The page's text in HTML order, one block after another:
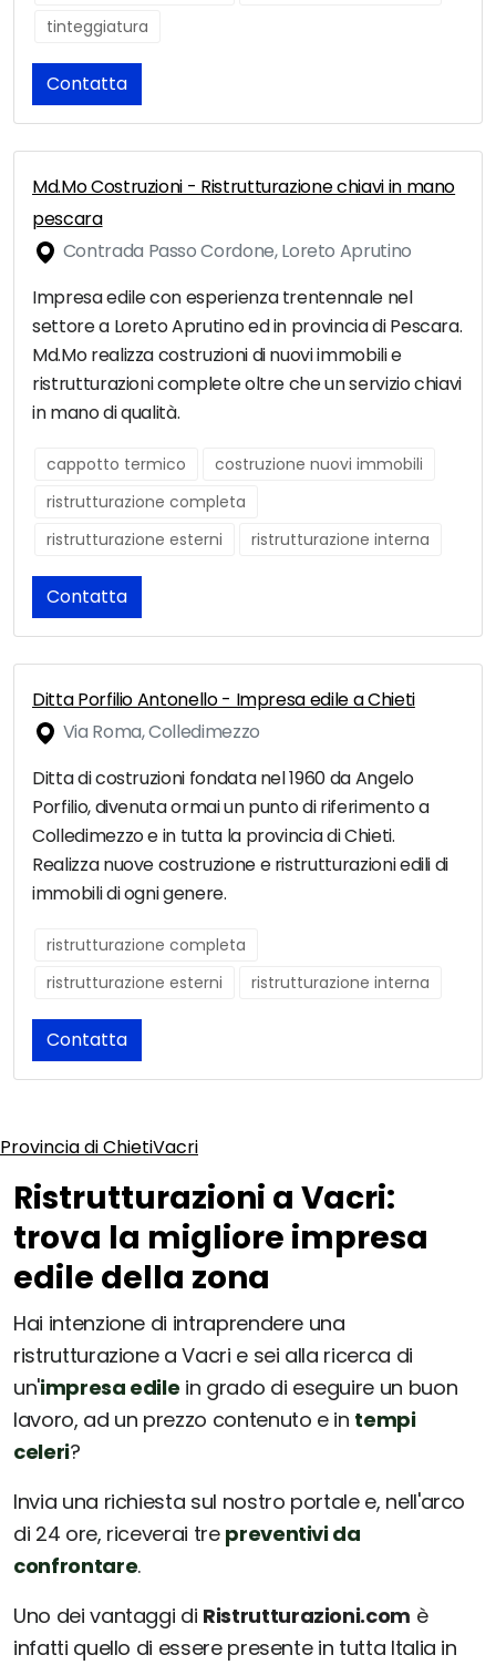
tinteggiatura
Contatta
Md.Mo Costruzioni - Ristrutturazione chiavi in mano
pescara
Contrada Passo Cordone, Loreto Aprutino
Impresa edile con esperienza trentennale nel
settore a Loreto Aprutino ed in provincia di Pescara.
Md.Mo realizza costruzioni di nuovi immobili e
ristrutturazioni complete oltre che un servizio chiavi
in mano di qualità.
cappotto termico
costruzione nuovi immobili
ristrutturazione completa
ristrutturazione esterni
ristrutturazione interna
Contatta
Ditta Porfilio Antonello - Impresa edile a Chieti
Via Roma, Colledimezzo
Ditta di costruzioni fondata nel 1960 da Angelo
Porfilio, divenuta ormai un punto di riferimento a
Colledimezzo e in tutta la provincia di Chieti.
Realizza nuove costruzione e ristrutturazioni edili di
immobili di ogni genere.
ristrutturazione completa
ristrutturazione esterni
ristrutturazione interna
Contatta
Provincia di ChietiVacri
Ristrutturazioni a Vacri:
trova la migliore impresa
edile della zona
Hai intenzione di intraprendere una
ristrutturazione a Vacri e sei alla ricerca di
un'impresa edile in grado di eseguire un buon
lavoro, ad un prezzo contenuto e in tempi
celeri?
Invia una richiesta sul nostro portale e, nell'arco
di 24 ore, riceverai tre preventivi da
confrontare.
Uno dei vantaggi di Ristrutturazioni.com è
infatti quello di essere presente in tutta Italia in